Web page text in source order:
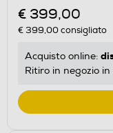
€ 399,00
€ 399,00consigliato
Acquisto online:
Ritiro in negozio